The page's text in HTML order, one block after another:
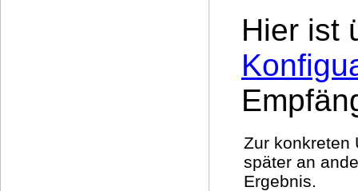
Hier ist
Zur konkreten
später an
Ergebnis.